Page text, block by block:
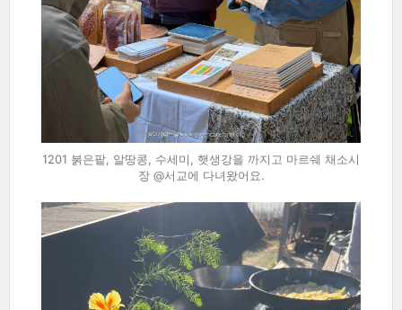
1201 붉은팥, 알땅콩, 수세미, 햇생강을 까지고 마르쉐 채소시
장 @서교에 다녀왔어요.